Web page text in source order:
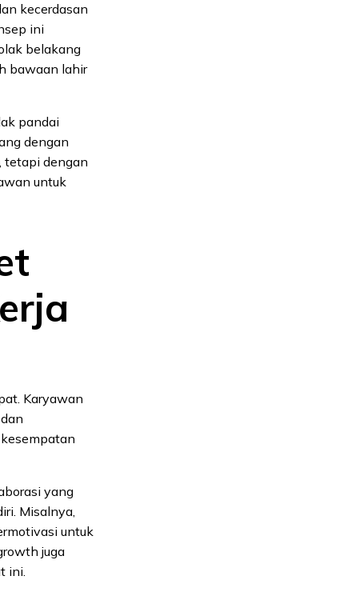
kecerdasan
ini
belakang
bawaan lahir
pandai
dengan
tetapi dengan
untuk
Karyawan
yang
Misalnya,
untuk
juga
ini.